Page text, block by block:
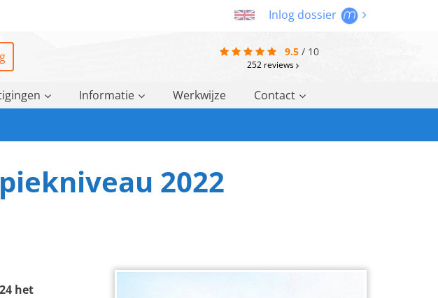
Inlog dossier
9.5 / 10
252 reviews
Informatie Werkwijze Contact
2022
het